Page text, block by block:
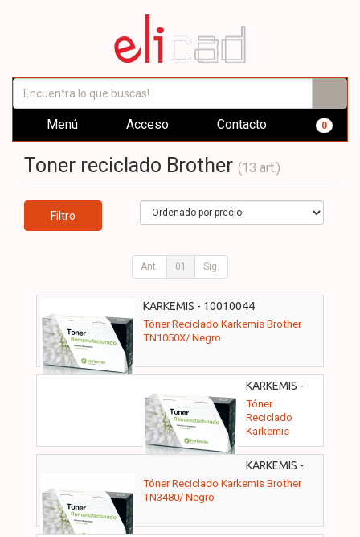
Menú Acceso Contacto 0
Toner reciclado Brother (13 art.)
Filtro
Ant. 01 Sig.
KARKEMIS - 10010044
Tóner Reciclado Karkemis Brother
TN1050X/ Negro
KARKEMIS -
10010010
Tóner
Reciclado
Karkemis
Brother
TN2220/ Negro
KARKEMIS -
10010061
Tóner Reciclado Karkemis Brother
TN3480/ Negro